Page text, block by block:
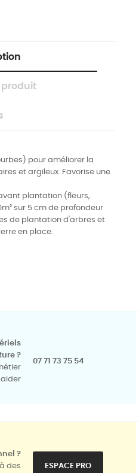
produit
pour améliorer la
et argileux. Favorise une
plantation (fleurs,
sur 5 cm de profondeur
de plantation d'arbres et
en place.
?
aider
07 71 73 75 54
?
des
ESPACE PRO